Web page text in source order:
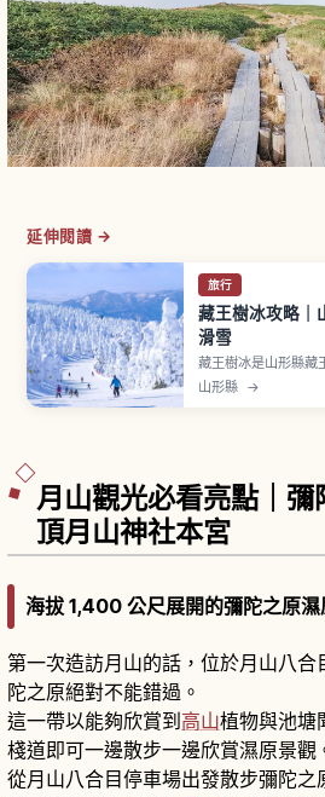
延伸閱讀 →
旅行
藏王樹冰攻略｜
滑雪
藏王樹冰是山形縣藏
氣溫、日本海濕潤季
山形縣 →
月山觀光必看亮點｜彌
頂月山神社本宮
海拔 1,400 公尺展開的彌陀之原濕
第一次造訪月山的話，位於月山八
陀之原絕對不能錯過。
這一帶以能夠欣賞到高山植物與池塘
棧道即可一邊散步一邊欣賞濕原景觀
從月山八合目停車場出發散步彌陀之